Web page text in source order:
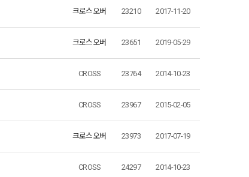
크로스오버 23210 2017-11-20
크로스오버 23651 2019-05-29
CROSS 23764 2014-10-23
CROSS 23967 2015-02-05
크로스오버 23973 2017-07-19
CROSS 24297 2014-10-23